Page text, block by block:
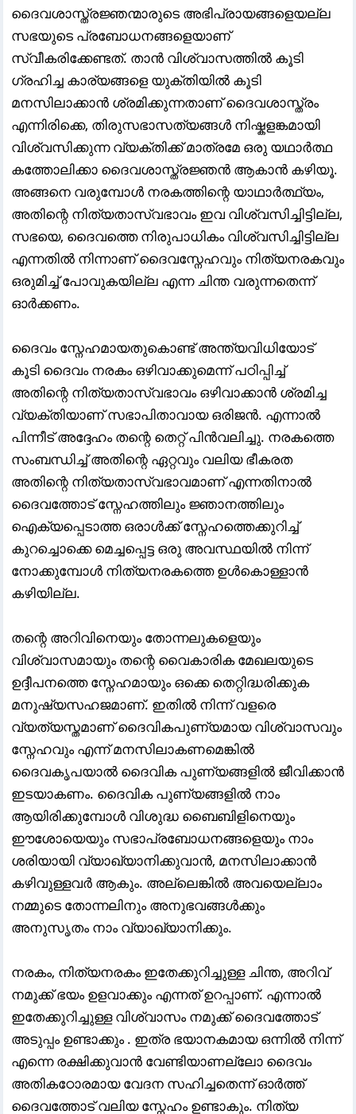
ദൈവശാസ്ത്രജ്ഞന്മാരുടെ അഭിപ്രായങ്ങളെയല്ല
സഭയുടെ പ്രബോധനങ്ങളെയാണ്
സ്വീകരിക്കേണ്ടത്. താൻ വിശ്വാസത്തിൽ കൂടി
ഗ്രഹിച്ച കാര്യങ്ങളെ യുക്തിയിൽ കൂടി
മനസിലാക്കാൻ ശ്രമിക്കുന്നതാണ് ദൈവശാസ്ത്രം
എന്നിരിക്കെ, തിരുസഭാസത്യങ്ങൾ നിഷ്കളങ്കമായി
വിശ്വസിക്കുന്ന വ്യക്തിക്ക് മാത്രമേ ഒരു യഥാർത്ഥ
കത്തോലിക്കാ ദൈവശാസ്ത്രജ്ഞൻ ആകാൻ കഴിയൂ.
അങ്ങനെ വരുമ്പോൾ നരകത്തിന്റെ യാഥാർത്ഥ്യം,
അതിന്റെ നിത്യതാസ്വഭാവം ഇവ വിശ്വസിച്ചിട്ടില്ല,
സഭയെ, ദൈവത്തെ നിരുപാധികം വിശ്വസിച്ചിട്ടില്ല
എന്നതിൽ നിന്നാണ് ദൈവസ്നേഹവും നിത്യനരകവും
ഒരുമിച്ച് പോവുകയില്ല എന്ന ചിന്ത വരുന്നതെന്ന്
ഓർക്കണം.
ദൈവം സ്നേഹമായതുകൊണ്ട് അന്ത്യവിധിയോട്
കൂടി ദൈവം നരകം ഒഴിവാക്കുമെന്ന് പഠിപ്പിച്ച്
അതിന്റെ നിത്യതാസ്വഭാവം ഒഴിവാക്കാൻ ശ്രമിച്ച
വ്യക്തിയാണ് സഭാപിതാവായ ഒരിജൻ. എന്നാൽ
പിന്നീട് അദ്ദേഹം തന്റെ തെറ്റ് പിൻവലിച്ചു. നരകത്തെ
സംബന്ധിച്ച് അതിന്റെ ഏറ്റവും വലിയ ഭീകരത
അതിന്റെ നിത്യതാസ്വഭാവമാണ് എന്നതിനാൽ
ദൈവത്തോട് സ്നേഹത്തിലും ജ്ഞാനത്തിലും
ഐക്യപ്പെടാത്ത ഒരാൾക്ക് സ്നേഹത്തെക്കുറിച്ച്
കുറച്ചൊക്കെ മെച്ചപ്പെട്ട ഒരു അവസ്ഥയിൽ നിന്ന്
നോക്കുമ്പോൾ നിത്യനരകത്തെ ഉൾകൊള്ളാൻ
കഴിയില്ല.
തന്റെ അറിവിനെയും തോന്നലുകളെയും
വിശ്വാസമായും തന്റെ വൈകാരിക മേഖലയുടെ
ഉദ്ദീപനത്തെ സ്നേഹമായും ഒക്കെ തെറ്റിദ്ധരിക്കുക
മനുഷ്യസഹജമാണ്. ഇതിൽ നിന്ന് വളരെ
വ്യത്യസ്തമാണ് ദൈവികപുണ്യമായ വിശ്വാസവും
സ്നേഹവും എന്ന് മനസിലാകണമെങ്കിൽ
ദൈവകൃപയാൽ ദൈവിക പുണ്യങ്ങളിൽ ജീവിക്കാൻ
ഇടയാകണം. ദൈവിക പുണ്യങ്ങളിൽ നാം
ആയിരിക്കുമ്പോൾ വിശുദ്ധ ബൈബിളിനെയും
ഈശോയെയും സഭാപ്രബോധനങ്ങളെയും നാം
ശരിയായി വ്യാഖ്യാനിക്കുവാൻ, മനസിലാക്കാൻ
കഴിവുള്ളവർ ആകും. അല്ലെങ്കിൽ അവയെല്ലാം
നമ്മുടെ തോന്നലിനും അനുഭവങ്ങൾക്കും
അനുസൃതം നാം വ്യാഖ്യാനിക്കും.
നരകം, നിത്യനരകം ഇതേക്കുറിച്ചുള്ള ചിന്ത, അറിവ്
നമുക്ക് ഭയം ഉളവാക്കും എന്നത് ഉറപ്പാണ്. എന്നാൽ
ഇതേക്കുറിച്ചുള്ള വിശ്വാസം നമുക്ക് ദൈവത്തോട്
അടുപ്പം ഉണ്ടാക്കും . ഇത്ര ഭയാനകമായ ഒന്നിൽ നിന്ന്
എന്നെ രക്ഷിക്കുവാൻ വേണ്ടിയാണല്ലോ ദൈവം
അതികഠോരമായ വേദന സഹിച്ചതെന്ന് ഓർത്ത്
ദൈവത്തോട് വലിയ സ്നേഹം ഉണ്ടാകും. നിത്യ